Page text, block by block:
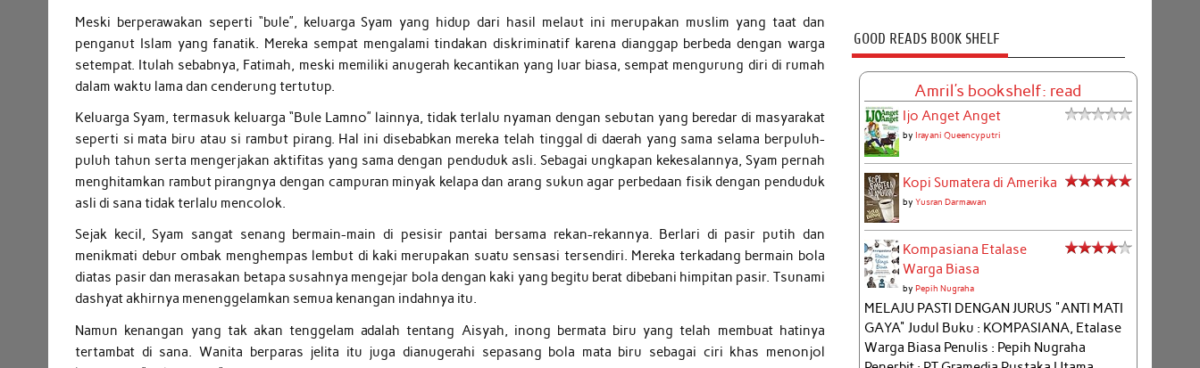
Meski berperawakan seperti “bule”, keluarga Syam yang hidup dari hasil melaut ini merupakan muslim yang taat dan
penganut Islam yang fanatik. Mereka sempat mengalami tindakan diskriminatif karena dianggap berbeda dengan warga
setempat. Itulah sebabnya, Fatimah, meski memiliki anugerah kecantikan yang luar biasa, sempat mengurung diri di rumah
dalam waktu lama dan cenderung tertutup.
Keluarga Syam, termasuk keluarga “Bule Lamno” lainnya, tidak terlalu nyaman dengan sebutan yang beredar di masyarakat
seperti si mata biru atau si rambut pirang. Hal ini disebabkan mereka telah tinggal di daerah yang sama selama berpuluh-
puluh tahun serta mengerjakan aktifitas yang sama dengan penduduk asli. Sebagai ungkapan kekesalannya, Syam pernah
menghitamkan rambut pirangnya dengan campuran minyak kelapa dan arang sukun agar perbedaan fisik dengan penduduk
asli di sana tidak terlalu mencolok.
Sejak kecil, Syam sangat senang bermain-main di pesisir pantai bersama rekan-rekannya. Berlari di pasir putih dan
menikmati debur ombak menghempas lembut di kaki merupakan suatu sensasi tersendiri. Mereka terkadang bermain bola
diatas pasir dan merasakan betapa susahnya mengejar bola dengan kaki yang begitu berat dibebani himpitan pasir. Tsunami
dashyat akhirnya menenggelamkan semua kenangan indahnya itu.
Namun kenangan yang tak akan tenggelam adalah tentang Aisyah, inong bermata biru yang telah membuat hatinya
tertambat di sana. Wanita berparas jelita itu juga dianugerahi sepasang bola mata biru sebagai ciri khas menonjol
GOOD READS BOOK SHELF
Amril's bookshelf: read
Ijo Anget Anget
by Irayani Queencyputri
Kopi Sumatera di Amerika
by Yusran Darmawan
Kompasiana Etalase
Warga Biasa
by Pepih Nugraha
MELAJU PASTI DENGAN JURUS "ANTI MATI
GAYA" Judul Buku : KOMPASIANA, Etalase
Warga Biasa Penulis : Pepih Nugraha